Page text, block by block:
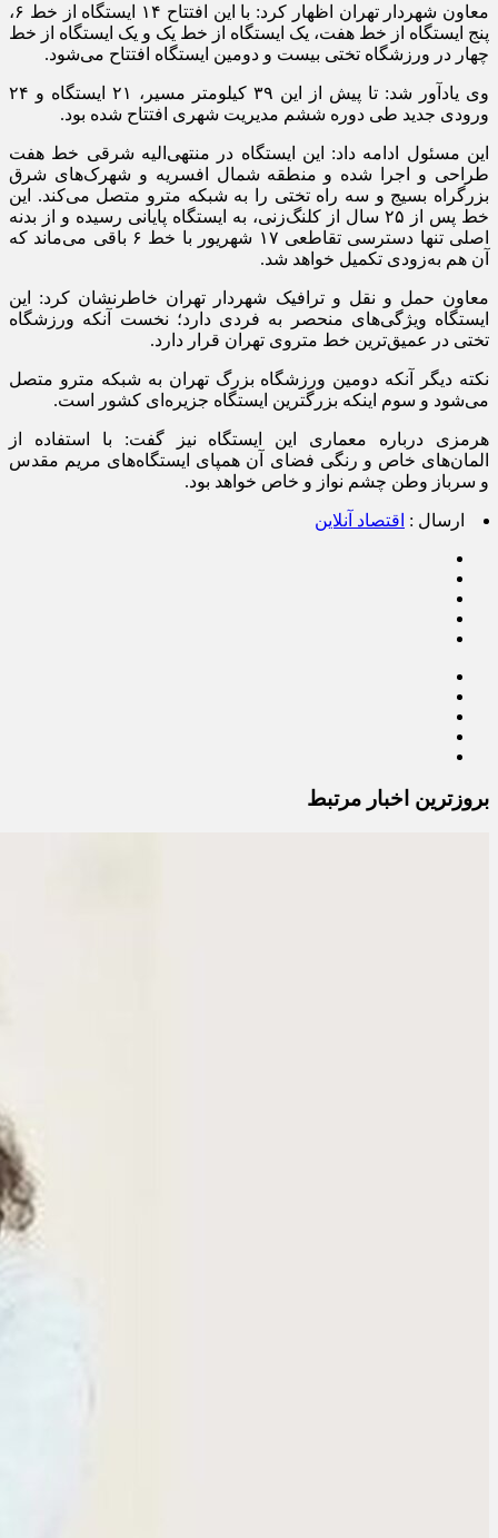
معاون شهردار تهران اظهار کرد: با این افتتاح ۱۴ ایستگاه از خط ۶،
پنج ایستگاه از خط هفت، یک ایستگاه از خط یک و یک ایستگاه از خط
چهار در ورزشگاه تختی بیست و دومین ایستگاه افتتاح می‌شود.
وی یادآور شد: تا پیش از این ۳۹ کیلومتر مسیر، ۲۱ ایستگاه و ۲۴
ورودی جدید طی دوره ششم مدیریت شهری افتتاح شده بود.
این مسئول ادامه داد: این ایستگاه در منتهی‌الیه شرقی خط هفت
طراحی و اجرا شده و منطقه شمال افسریه و شهرک‌های شرق
بزرگراه بسیج و سه راه تختی را به شبکه مترو متصل می‌کند. این
خط پس از ۲۵ سال از کلنگ‌زنی، به ایستگاه پایانی رسیده و از بدنه
اصلی تنها دسترسی تقاطعی ۱۷ شهریور با خط ۶ باقی می‌ماند که
آن هم به‌زودی تکمیل خواهد شد.
معاون حمل و نقل و ترافیک شهردار تهران خاطرنشان کرد: این
ایستگاه ویژگی‌های منحصر به فردی دارد؛ نخست آنکه ورزشگاه
تختی در عمیق‌ترین خط متروی تهران قرار دارد.
نکته دیگر آنکه دومین ورزشگاه بزرگ تهران به شبکه مترو متصل
می‌شود و سوم اینکه بزرگترین ایستگاه جزیره‌ای کشور است.
هرمزی درباره معماری این ایستگاه نیز گفت: با استفاده از
المان‌های خاص و رنگی فضای آن همپای ایستگاه‌های مریم مقدس
و سرباز وطن چشم نواز و خاص خواهد بود.
ارسال : اقتصاد آنلاین
بروزترین اخبار مرتبط